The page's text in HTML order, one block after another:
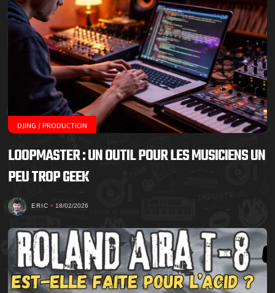
DJING / PRODUCTION
LOOPMASTER : UN OUTIL POUR LES MUSICIENS UN
PEU TROP GEEK
ERIC 18/02/2026